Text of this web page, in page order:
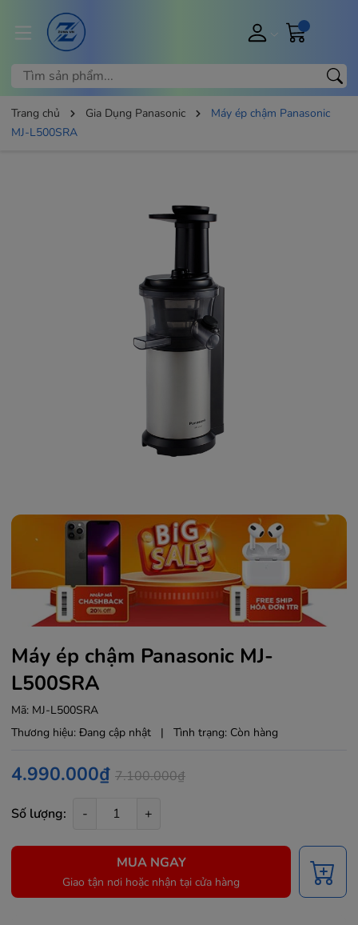
Trang chủ Gia Dụng Panasonic
Máy ép chậm Panasonic
MJ-L500SRA
Máy ép chậm Panasonic MJ-
L500SRA
Mã: MJ-L500SRA
Thương hiệu: Đang cập nhật | Tình trạng: Còn hàng
4.990.000₫ 7.100.000₫
Số lượng: - +
MUA NGAY
Giao tận nơi hoặc nhận tại cửa hàng